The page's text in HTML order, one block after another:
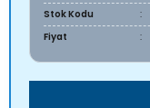
Stok Kodu
Fiyat